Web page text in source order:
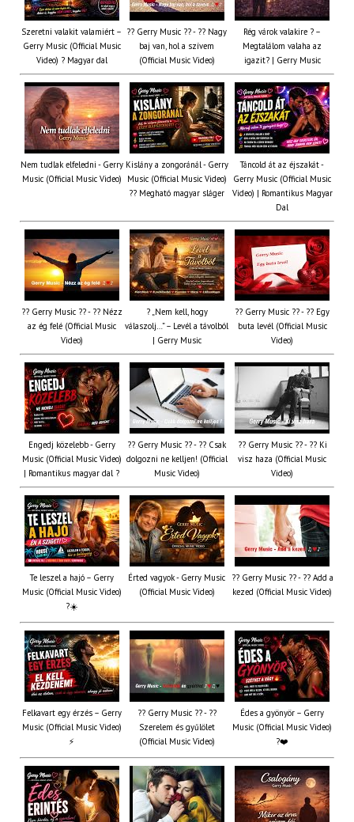
Szeretni valakit valamiért –
Gerry Music (Official Music
Video) ? Magyar dal
?? Gerry Music ?? - ?? Nagy
baj van, hol a szívem
(Official Music Video)
Rég várok valakire ? –
Megtalálom valaha az
igazit? | Gerry Music
Nem tudlak elfeledni - Gerry
Music (Official Music Video)
Kislány a zongoránál - Gerry
Music (Official Music Video)
?? Megható magyar sláger
Táncold át az éjszakát -
Gerry Music (Official Music
Video) | Romantikus Magyar
Dal
?? Gerry Music ?? - ?? Nézz
az ég felé (Official Music
Video)
? „Nem kell, hogy
válaszolj…” – Levél a távolból
| Gerry Music
?? Gerry Music ?? - ?? Egy
buta levél (Official Music
Video)
Engedj közelebb - Gerry
Music (Official Music Video)
| Romantikus magyar dal ?
?? Gerry Music ?? - ?? Csak
dolgozni ne kelljen! (Official
Music Video)
?? Gerry Music ?? - ?? Ki
visz haza (Official Music
Video)
Te leszel a hajó – Gerry
Music (Official Music Video)
?☀️
Érted vagyok - Gerry Music
(Official Music Video)
?? Gerry Music ?? - ?? Add a
kezed (Official Music Video)
Felkavart egy érzés – Gerry
Music (Official Music Video)
⚡
?? Gerry Music ?? - ??
Szerelem és gyűlölet
(Official Music Video)
Édes a gyönyör – Gerry
Music (Official Music Video)
?❤️